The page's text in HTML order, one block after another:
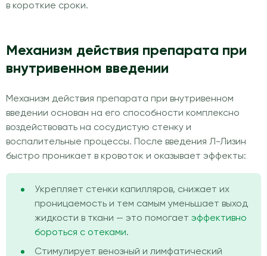
в короткие сроки.
Механизм действия препарата при
внутривенном введении
Механизм действия препарата при внутривенном
введении основан на его способности комплексно
воздействовать на сосудистую стенку и
воспалительные процессы. После введения Л-Лизин
быстро проникает в кровоток и оказывает эффекты:
Укрепляет стенки капилляров, снижает их
проницаемость и тем самым уменьшает выход
жидкости в ткани — это помогает эффективно
бороться с отеками.
Стимулирует венозный и лимфатический